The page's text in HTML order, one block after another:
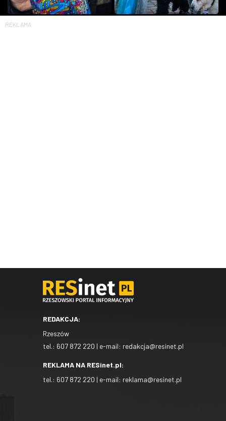
REKLAMA
REDAKCJA:
Rzeszów
tel.: 607 872 220 | e-mail: redakcja@resinet.pl
REKLAMA NA RESinet.pl:
tel.: 607 872 220 | e-mail: reklama@resinet.pl